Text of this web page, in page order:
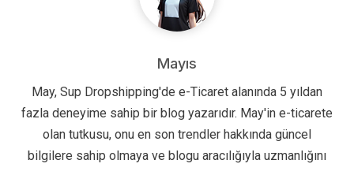
Mayıs
May, Sup Dropshipping'de e-Ticaret alanında 5 yıldan
fazla deneyime sahip bir blog yazarıdır. May'in e-ticarete
olan tutkusu, onu en son trendler hakkında güncel
bilgilere sahip olmaya ve blogu aracılığıyla uzmanlığını